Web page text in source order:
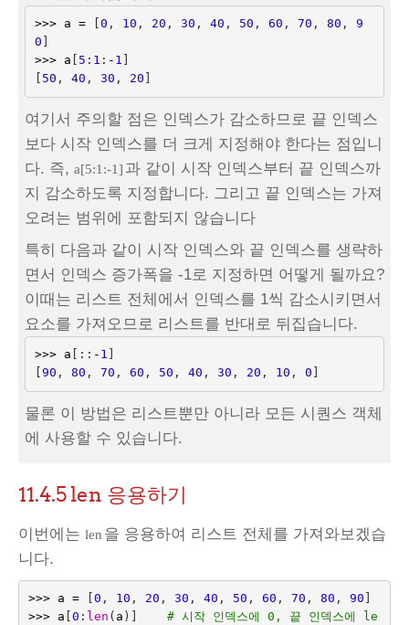
>>> a = 0 , 10 , 20 , 30 , 40 , 50 , 60 , 70 , 80 ,
9
0
>>>
a 5 : 1 : - 1
50 , 40 , 30 , 20
여기서 주의할 점은 인덱스가 감소하므로 끝 인덱스
보다 시작 인덱스를 더 크게 지정해야 한다는 점입니
다. 즉, a[5:1:-1] 과 같이 시작 인덱스부터 끝 인덱스까
지 감소하도록 지정합니다. 그리고 끝 인덱스는 가져
오려는 범위에 포함되지 않습니다
특히 다음과 같이 시작 인덱스와 끝 인덱스를 생략하
면서 인덱스 증가폭을 -1로 지정하면 어떻게 될까요?
이때는 리스트 전체에서 인덱스를 1씩 감소시키면서
요소를 가져오므로 리스트를 반대로 뒤집습니다.
>>> a [:: - 1
90 , 80 , 70 , 60 , 50 , 40 , 30 , 20 , 10 , 0
물론 이 방법은 리스트뿐만 아니라 모든 시퀀스 객체
에 사용할 수 있습니다.
11.4.5len 응용하기
이번에는 len 을 응용하여 리스트 전체를 가져와보겠습
니다.
>>> a = 0 , 10 , 20 , 30 , 40 , 50 , 60 , 70 , 80 , 90
>>>
a 0 : len ( a )]
# 시작 인덱스에 0, 끝 인덱스에 le